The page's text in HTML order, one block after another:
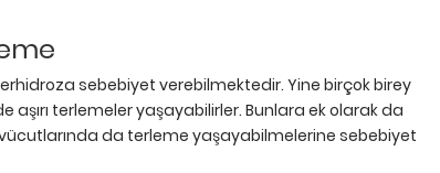
sebebiyet verebilmektedir. Yine birçok birey
terlemeler yaşayabilirler. Bunlara ek olarak da
da terleme yaşayabilmelerine sebebiyet